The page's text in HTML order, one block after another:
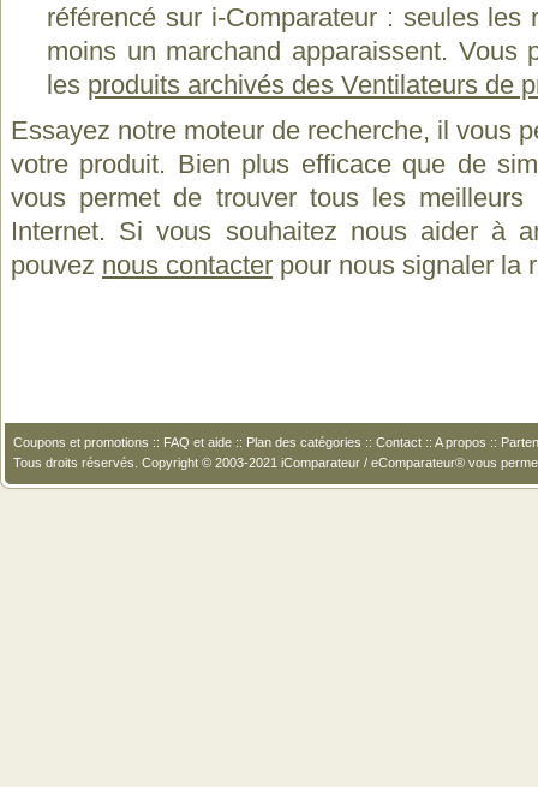
référencé sur i-Comparateur : seules les
moins un marchand apparaissent. Vous
les produits archivés des Ventilateurs de
Essayez notre moteur de recherche, il vous
votre produit. Bien plus efficace que de
vous permet de trouver tous les
Internet. Si vous souhaitez nous aider à
pouvez nous contacter pour nous signaler la
Coupons et promotions :: FAQ et aide :: Plan des catégories :: Contact :: A propos ::
Tous droits réservés. Copyright © 2003-2021 iComparateur / eComparateur® vous